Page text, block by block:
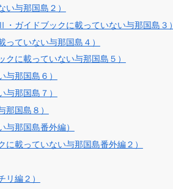
与那国島２）
ガイドブックに載っていない与那国島３）
ていない与那国島４）
に載っていない与那国島５）
那国島６）
那国島７）
国島８）
那国島番外編）
載っていない与那国島番外編２）
編２）